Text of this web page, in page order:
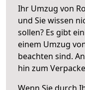
Ihr Umzug von
und Sie wissen
sollen? Es gibt
einem Umzug
beachten sind.
hin zum